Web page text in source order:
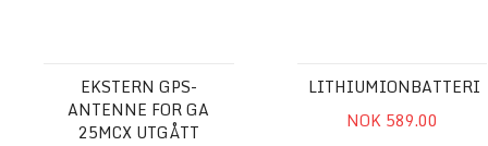
EKSTERN GPS-
ANTENNE FOR GA
25MCX UTGÅTT
LITHIUMIONBATTERI
NOK 589.00